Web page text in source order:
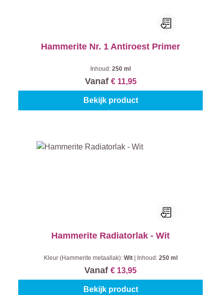
Hammerite Nr. 1 Antiroest Primer
Inhoud: 250 ml
Vanaf € 11,95
Bekijk product
Hammerite Radiatorlak - Wit
Kleur (Hammerite metaallak): Wit Inhoud: 250 ml
Vanaf € 13,95
Bekijk product